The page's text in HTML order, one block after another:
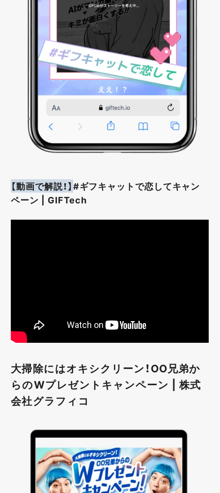
【動画で解説！】#ギフキャットで恋してキャン
ペーン | GIFTech
大掃除にはオキシクリーン！OO兄弟か
らのWプレゼントキャンペーン | 株式
会社グラフィコ